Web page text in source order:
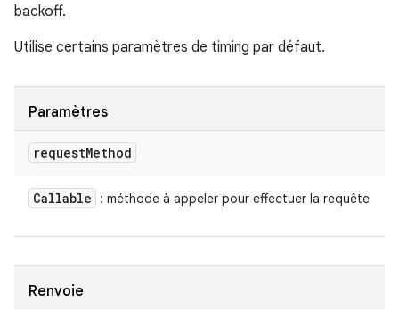
backoff.
Utilise certains paramètres de timing par défaut.
Paramètres
requestMethod
Callable : méthode à appeler pour effectuer la requête
Renvoie